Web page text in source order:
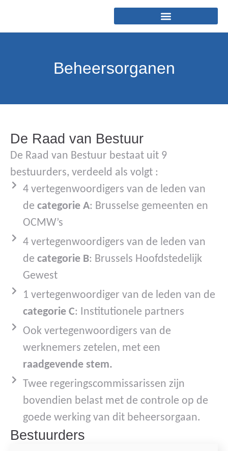
Beheersorganen
De Raad van Bestuur
De Raad van Bestuur bestaat uit 9
bestuurders, verdeeld als volgt :
4 vertegenwoordigers van de leden van
de categorie A: Brusselse gemeenten en
OCMW’s
4 vertegenwoordigers van de leden van
de categorie B: Brussels Hoofdstedelijk
Gewest
1 vertegenwoordiger van de leden van de
categorie C: Institutionele partners
Ook vertegenwoordigers van de
werknemers zetelen, met een
raadgevende stem.
Twee regeringscommissarissen zijn
bovendien belast met de controle op de
goede werking van dit beheersorgaan.
Bestuurders